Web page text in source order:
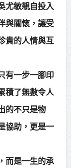
尤敏親自投入
與關懷，讓受
貴的人情與互
有一步一腳印
積了無數令人
的不只是物
協助，更是一
而是一生的承